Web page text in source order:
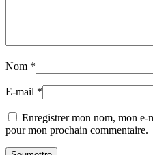
Nom *
E-mail *
Enregistrer mon nom, mon e-
pour mon prochain commentaire.